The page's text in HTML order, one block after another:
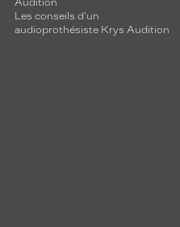
Audition
Les conseils d'un
audioprothésiste Krys Audition